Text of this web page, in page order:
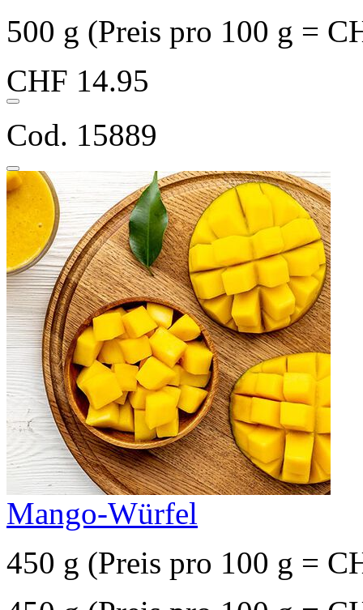
500 g (Preis pro 100 g =
CHF 14.95
Cod. 15889
Mango-Würfel
450 g (Preis pro 100 g =